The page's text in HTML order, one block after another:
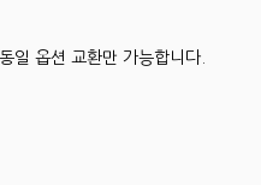
일 옵션 교환만 가능합니다.